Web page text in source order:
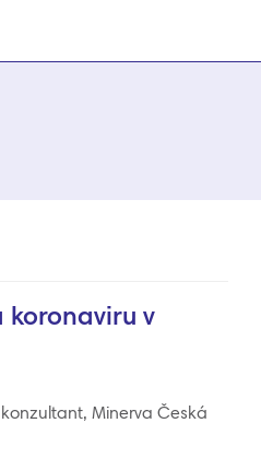
koronaviru v
Minerva Česká